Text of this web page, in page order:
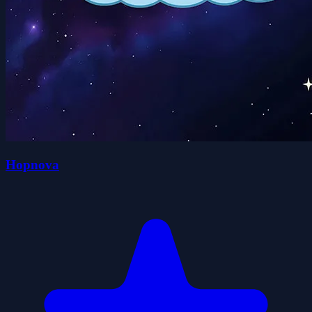
Hopnova